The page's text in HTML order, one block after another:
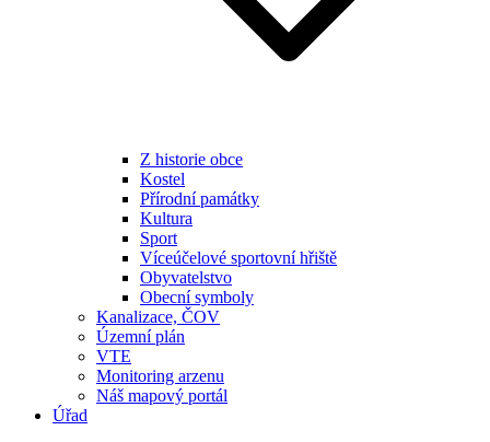
Z historie obce
Kostel
Přírodní památky
Kultura
Sport
Víceúčelové sportovní hřiště
Obyvatelstvo
Obecní symboly
Kanalizace, ČOV
Územní plán
VTE
Monitoring arzenu
Náš mapový portál
Úřad